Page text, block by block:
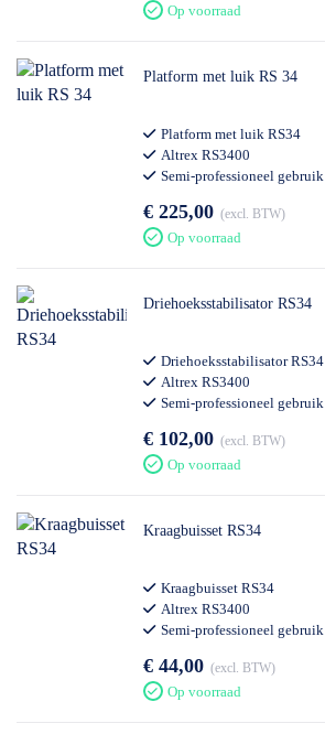
Op voorraad
Platform met luik RS 34
Platform met luik RS34
Altrex RS3400
Semi-professioneel gebruik
€ 225,00 excl. BTW
Op voorraad
Driehoeksstabilisator RS34
Driehoeksstabilisator RS34
Altrex RS3400
Semi-professioneel gebruik
€ 102,00 excl. BTW
Op voorraad
Kraagbuisset RS34
Kraagbuisset RS34
Altrex RS3400
Semi-professioneel gebruik
€ 44,00 excl. BTW
Op voorraad